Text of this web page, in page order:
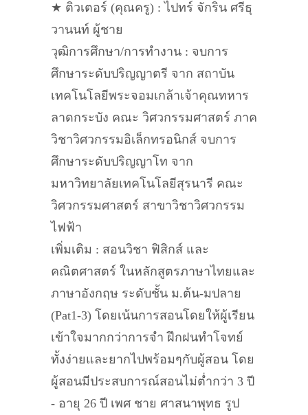
★ ติวเตอร์ (คุณครู) : ไปทร์ จักริน ศรีธุ
วานนท์ ผู้ชาย
วุฒิการศึกษา/การทำงาน : จบการ
ศึกษาระดับปริญญาตรี จาก สถาบัน
เทคโนโลยีพระจอมเกล้าเจ้าคุณทหาร
ลาดกระบัง คณะ วิศวกรรมศาสตร์ ภาค
วิชาวิศวกรรมอิเล็กทรอนิกส์ จบการ
ศึกษาระดับปริญญาโท จาก
มหาวิทยาลัยเทคโนโลยีสุรนารี คณะ
วิศวกรรมศาสตร์ สาขาวิชาวิศวกรรม
ไฟฟ้า
เพิ่มเติม : สอนวิชา ฟิสิกส์ และ
คณิตศาสตร์ ในหลักสูตรภาษาไทยและ
ภาษาอังกฤษ ระดับชั้น ม.ต้น-มปลาย
(Pat1-3) โดยเน้นการสอนโดยให้ผู้เรียน
เข้าใจมากกว่าการจำ ฝึกฝนทำโจทย์
ทั้งง่ายและยากไปพร้อมๆกับผู้สอน โดย
ผู้สอนมีประสบการณ์สอนไม่ต่ำกว่า 3 ปี
- อายุ 26 ปี เพศ ชาย ศาสนาพุทธ รูป